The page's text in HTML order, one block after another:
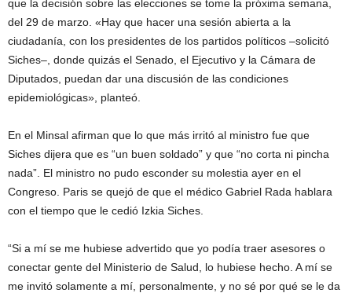
que la decisión sobre las elecciones se tome la próxima semana,
del 29 de marzo. «Hay que hacer una sesión abierta a la
ciudadanía, con los presidentes de los partidos políticos –solicitó
Siches–, donde quizás el Senado, el Ejecutivo y la Cámara de
Diputados, puedan dar una discusión de las condiciones
epidemiológicas», planteó.
En el Minsal afirman que lo que más irritó al ministro fue que
Siches dijera que es “un buen soldado” y que “no corta ni pincha
nada”. El ministro no pudo esconder su molestia ayer en el
Congreso. Paris se quejó de que el médico Gabriel Rada hablara
con el tiempo que le cedió Izkia Siches.
“Si a mí se me hubiese advertido que yo podía traer asesores o
conectar gente del Ministerio de Salud, lo hubiese hecho. A mí se
me invitó solamente a mí, personalmente, y no sé por qué se le da